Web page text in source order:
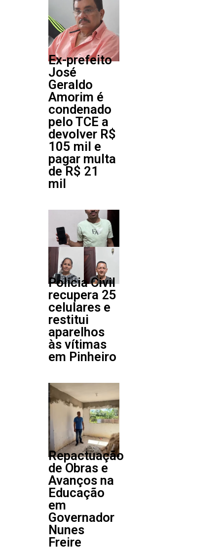
Ex-prefeito
José
Geraldo
Amorim é
condenado
pelo TCE a
devolver R$
105 mil e
pagar multa
de R$ 21
mil
Policia Civil
recupera 25
celulares e
restitui
aparelhos
às vítimas
em Pinheiro
Repactuação
de Obras e
Avanços na
Educação
em
Governador
Nunes
Freire